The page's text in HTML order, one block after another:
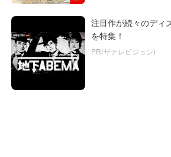
注目作が続々のディ
を特集！
PR(ザテレビジョン)